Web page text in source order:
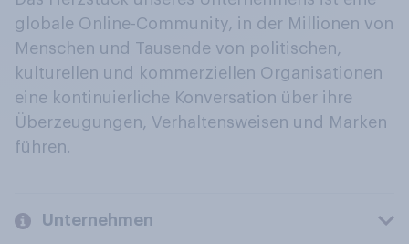
globale Online-Community, in der Millionen von
Menschen und Tausende von politischen,
kulturellen und kommerziellen Organisationen
eine kontinuierliche Konversation über ihre
Überzeugungen, Verhaltensweisen und Marken
führen.
Unternehmen